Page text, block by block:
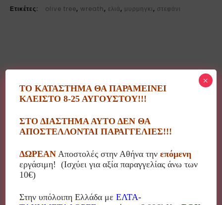
Ετικέτες:
olive tree, wreath, ελιά, μυρμηγκι, στεφάνι
πάνω σε τριπλό μεταλλικό στεφάνι, από το εργαστήριο
κεραμικής “Το Μυρμήγκι”.
Διαστάσεις : 19×25εκ
ΤΟ ΚΑΤΑΣΤΗΜΑ ΘΑ ΠΑΡΑΜΕΙΝΕΙ
ΚΛΕΙΣΤΟ 8-25 ΑΥΓΟΥΣΤΟΥ!!!
ΣΤΟ ΔΙΑΣΤΗΜΑ ΑΥΤΟ ΔΕΝ ΘΑ
ΑΠΟΣΤΕΛΛΟΝΤΑΙ ΠΑΡΑΓΓΕΛΙΕΣ!!!
ΔΩΡΕΑΝ Αποστολές στην Αθήνα τηνεπόμενη
εργάσιμη! (Ισχύει για αξία παραγγελίας άνω των
10€)
Στην υπόλοιπη Ελλάδα μεΕΛΤΑ-
×